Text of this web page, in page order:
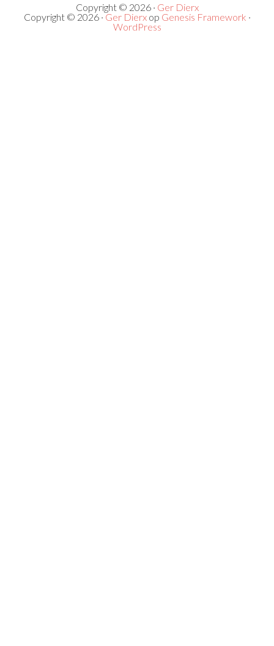
Copyright © 2026 · Ger Dierx
Copyright © 2026 ·Ger Dierxop Genesis Framework ·
WordPress